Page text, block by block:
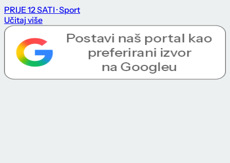
PRIJE 12 SATI · Sport
Učitaj više